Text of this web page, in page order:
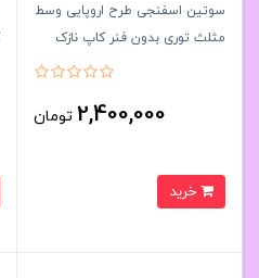
سوتین اسفنجی طرح اروپایی وسط
مثلث‌ توری بدون فنر کاپ نازک
کاپB کد 2618کد۲۰۲۳۲۷👙پک6
2,400,000 تومان